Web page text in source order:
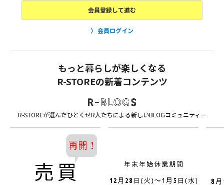
会員登録して進む
会員ログイン
もっと暮らしが楽しくなる
R-STOREの新着コンテンツ
R-STOREが選んだひとくせR人たちによる新しいBLOGコミュニティー